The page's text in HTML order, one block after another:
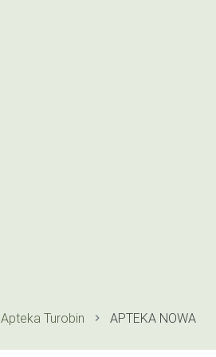
Apteka Turobin APTEKA NOWA